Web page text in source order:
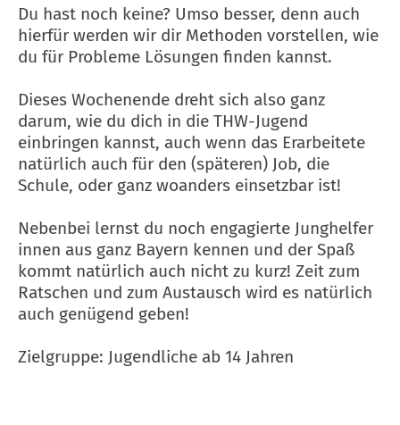
Du hast noch keine? Umso besser, denn auch
hierfür werden wir dir Methoden vorstellen, wie
du für Probleme Lösungen finden kannst.
Dieses Wochenende dreht sich also ganz
darum, wie du dich in die THW-Jugend
einbringen kannst, auch wenn das Erarbeitete
natürlich auch für den (späteren) Job, die
Schule, oder ganz woanders einsetzbar ist!
Nebenbei lernst du noch engagierte Junghelfer
innen aus ganz Bayern kennen und der Spaß
kommt natürlich auch nicht zu kurz! Zeit zum
Ratschen und zum Austausch wird es natürlich
auch genügend geben!
Zielgruppe: Jugendliche ab 14 Jahren